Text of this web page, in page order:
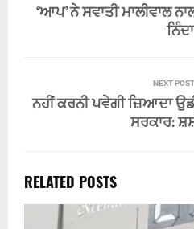
‘ਆਪ’ ਨੇ ਸਵਾਤੀ ਮਾਲੀਵਾਲ
ਨਿੰਦਾ
NEXT POST
ਨਹੀਂ ਕਰਨੀ ਪਵੇਗੀ ਜ਼ਿਆਦਾ
ਸਰਕਾਰ:
RELATED POSTS